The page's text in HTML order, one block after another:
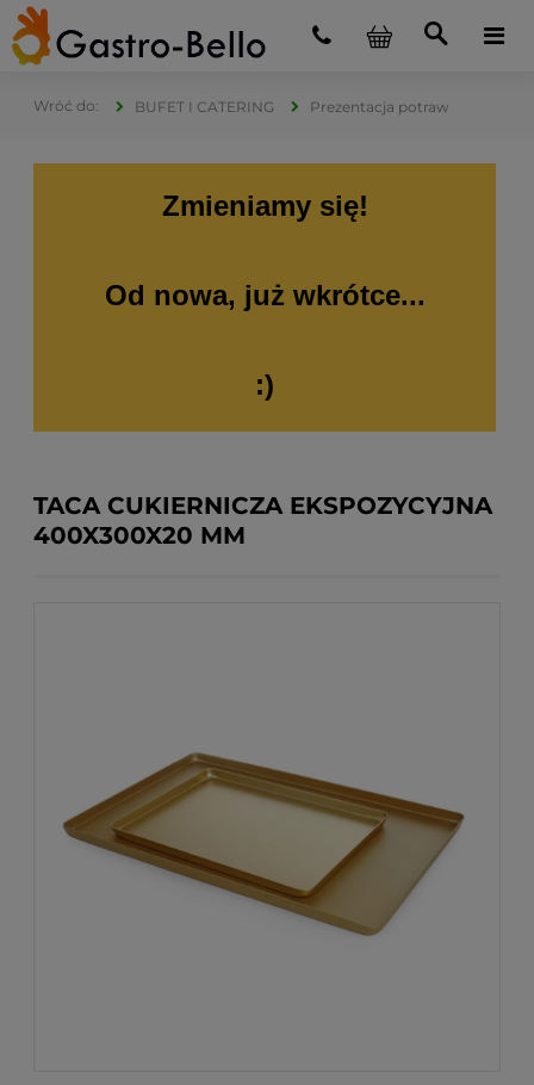
BUFET I CATERING Prezentacja potraw
Zmieniamy się!
Od nowa, już wkrótce...
:)
TACA CUKIERNICZA EKSPOZYCYJNA
400X300X20 MM